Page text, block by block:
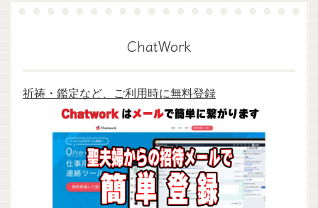
ChatWork
祈祷・鑑定など、ご利用時に無料登録